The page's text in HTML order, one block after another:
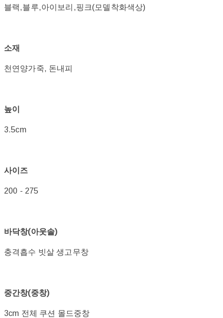
블랙,블루,아이보리,핑크(모델착화색상)
소재
천연양가죽, 돈내피
높이
3.5cm
사이즈
200 - 275
바닥창(아웃솔)
충격흡수 빗살 생고무창
중간창(중창)
3cm 전체 쿠션 몰드중창